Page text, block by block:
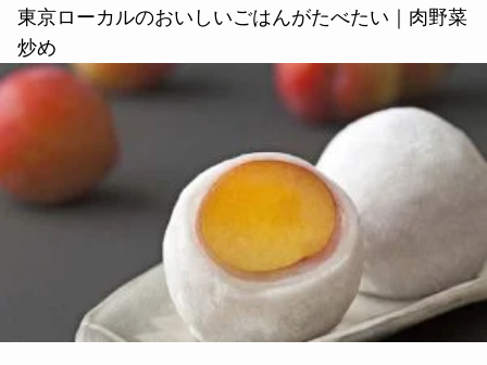
東京ローカルのおいしいごはんがたべたい｜肉野菜
炒め